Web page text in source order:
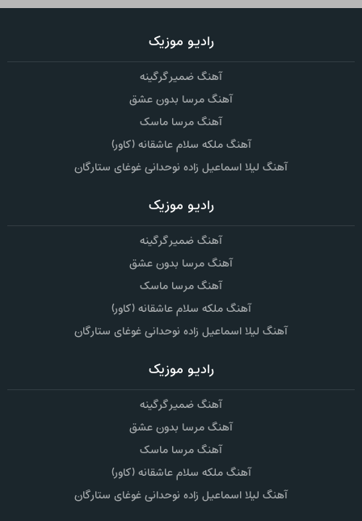
رادیو موزیک
آهنگ ضمیر گرگینه
آهنگ مرسا بدون عشق
آهنگ مرسا ماسک
آهنگ ملکه سلام عاشقانه (کاور)
آهنگ لیلا اسماعیل زاده نوحدانی غوغای ستارگان
رادیو موزیک
آهنگ ضمیر گرگینه
آهنگ مرسا بدون عشق
آهنگ مرسا ماسک
آهنگ ملکه سلام عاشقانه (کاور)
آهنگ لیلا اسماعیل زاده نوحدانی غوغای ستارگان
رادیو موزیک
آهنگ ضمیر گرگینه
آهنگ مرسا بدون عشق
آهنگ مرسا ماسک
آهنگ ملکه سلام عاشقانه (کاور)
آهنگ لیلا اسماعیل زاده نوحدانی غوغای ستارگان